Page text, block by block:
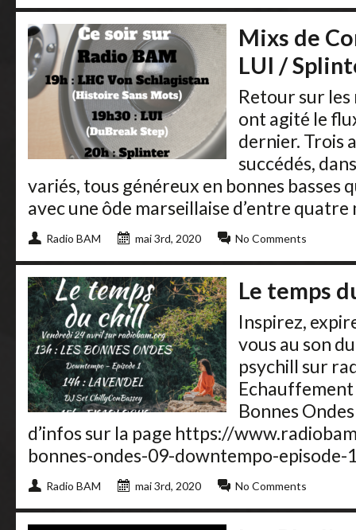
Mixs de
LUI /
Retour sur
ont agité le
dernier. Trois
succédés,
variés, tous généreux en bonnes
avec une ôde marseillaise d’entre quatre
Radio BAM mai 3rd, 2020 No Comments
Le temps
Inspirez,
vous au son
psychill sur
Echauffement
Bonnes
d’infos sur la page https://
bonnes-ondes-09-downtempo-episode-
Radio BAM mai 3rd, 2020 No Comments